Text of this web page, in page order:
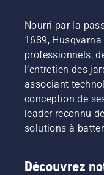
Nourri par la
1689,
professionnels,
l’entretien des
associant
conception de
leader reconnu
solutions à
Découvrez